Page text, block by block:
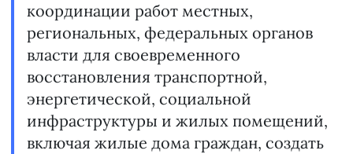
координации работ местных,
региональных, федеральных органов
власти для своевременного
восстановления транспортной,
энергетической, социальной
инфраструктуры и жилых помещений,
включая жилые дома граждан, создать